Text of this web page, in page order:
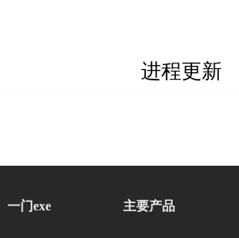
进程更新
一门exe 主要产品